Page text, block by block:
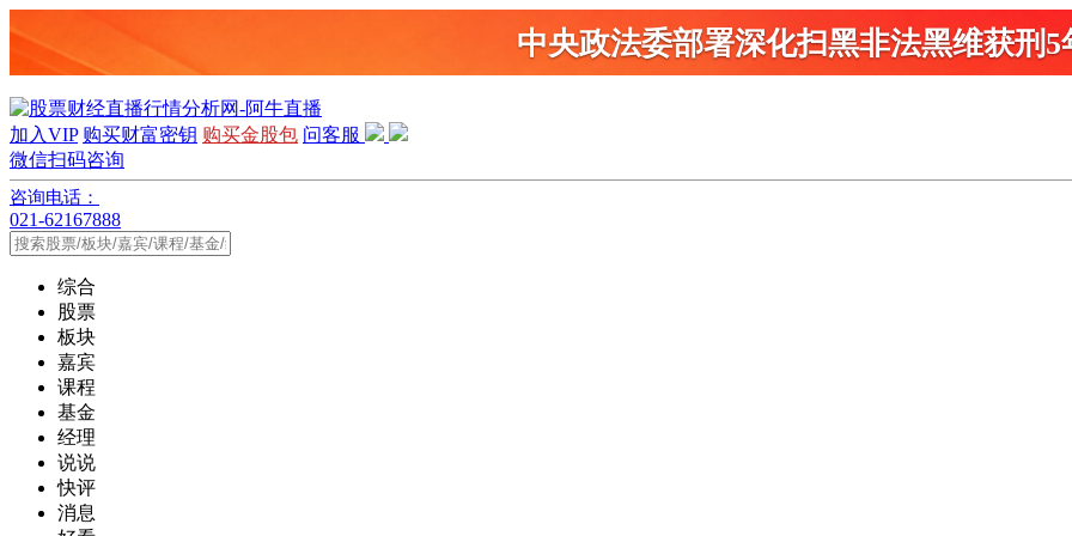
中央政法委部署深化扫黑非法黑维获刑5
加入VIP 购买财富密钥 购买金股包 问客服
微信扫码咨询
咨询电话：
021-62167888
综合
股票
板块
嘉宾
课程
基金
经理
说说
快评
消息